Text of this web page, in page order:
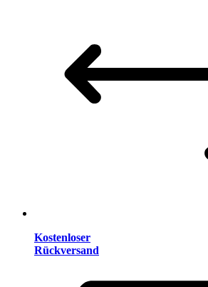
Kostenloser
Rückversand